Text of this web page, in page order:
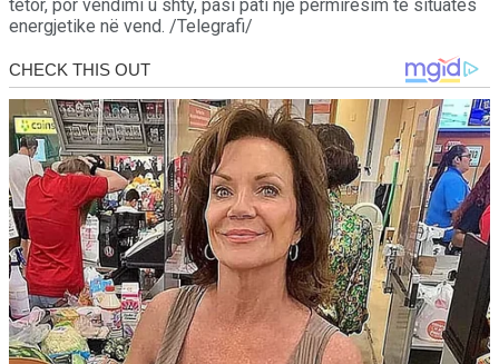
tetor, por vendimi u shty, pasi pati një përmirësim të situatës
energjetike në vend. /Telegrafi/